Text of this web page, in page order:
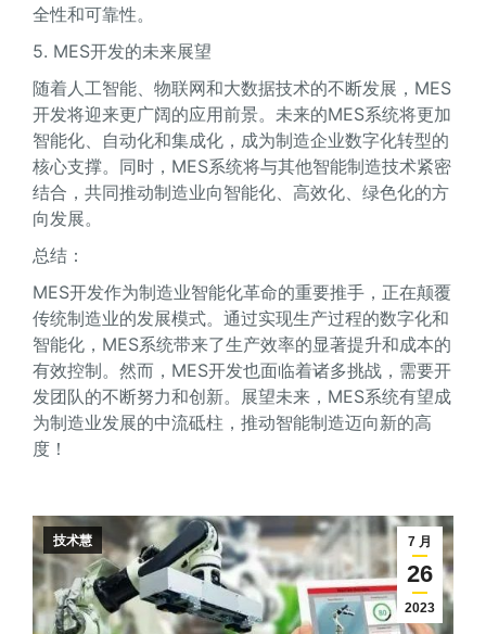
全性和可靠性。
5. MES开发的未来展望
随着人工智能、物联网和大数据技术的不断发展，MES
开发将迎来更广阔的应用前景。未来的MES系统将更加
智能化、自动化和集成化，成为制造企业数字化转型的
核心支撑。同时，MES系统将与其他智能制造技术紧密
结合，共同推动制造业向智能化、高效化、绿色化的方
向发展。
总结：
MES开发作为制造业智能化革命的重要推手，正在颠覆
传统制造业的发展模式。通过实现生产过程的数字化和
智能化，MES系统带来了生产效率的显著提升和成本的
有效控制。然而，MES开发也面临着诸多挑战，需要开
发团队的不断努力和创新。展望未来，MES系统有望成
为制造业发展的中流砥柱，推动智能制造迈向新的高
度！
7 月
26
2023
技术慧